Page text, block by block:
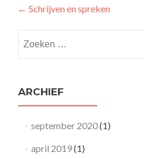
Post
navigation
← Schrijven en spreken
naar:
ARCHIEF
september 2020(1)
april 2019(1)